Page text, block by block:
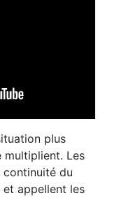
plus
multiplient. Les
continuité du
appellent les